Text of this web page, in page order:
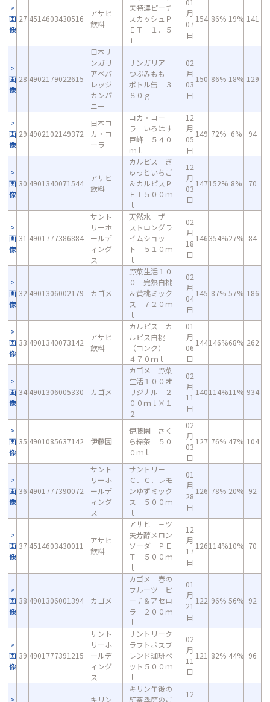
画
像
27 4514603430516
アサヒ
飲料
矢特濃ピーチ
スカッシュＰ
ＥＴ １．５
Ｌ
01
月
07
日
154 86% 19% 141
画
像
28 4902179022615
日本サ
ンガリ
アベバ
レッジ
カンパ
ニー
サンガリア
つぶみもも
ボトル缶 ３
８０ｇ
02
月
03
日
150 86% 18% 129
画
像
29 4902102149372
日本コ
カ・コ
ーラ
コカ・コー
ラ いろはす
巨峰 ５４０
ｍｌ
12
月
05
日
149 72% 6% 94
画
像
30 4901340071544
アサヒ
飲料
カルピス ぎ
ゅっといちご
＆カルピスＰ
ＥＴ５００ｍ
ｌ
12
月
03
日
147152% 8% 70
画
像
31 4901777386884
サント
リーホ
ールデ
ィング
ス
天然水 ザ
ストロングラ
イムショッ
ト ５１０ｍ
ｌ
02
月
18
日
146354%27% 84
画
像
32 4901306002179 カゴメ
野菜生活１０
０ 完熟白桃
＆黄桃ミック
ス ７２０ｍ
ｌ
02
月
04
日
145 87% 57% 186
画
像
33 4901340073142
アサヒ
飲料
カルピス カ
ルピス白桃
（コンク）
４７０ｍｌ
01
月
06
日
144146%68% 262
画
像
34 4901306005330 カゴメ
カゴメ 野菜
生活１００オ
リジナル ２
００ｍｌ×１
２
02
月
11
日
140114%11% 934
画
像
35 4901085637142 伊藤園
伊藤園 さく
ら緑茶 ５０
０ｍｌ
02
月
03
日
127 76% 47% 104
画
像
36 4901777390072
サント
リーホ
ールデ
ィング
ス
サントリー
Ｃ．Ｃ．レモ
ンゆずミック
ス ５００ｍ
ｌ
01
月
28
日
126 78% 20% 92
画
像
37 4514603430011
アサヒ
飲料
アサヒ 三ツ
矢芳醇メロン
ソーダ ＰＥ
Ｔ ５００ｍ
ｌ
12
月
17
日
126114%10% 70
画
像
38 4901306001394 カゴメ
カゴメ 春の
フルーツ ピ
ーチ＆アセロ
ラ ２００ｍ
ｌ
01
月
21
日
122 96% 56% 92
画
像
39 4901777391215
サント
リーホ
ールデ
ィング
ス
サントリーク
ラフトボスブ
レンド珈琲ペ
ット５００ｍ
ｌ
02
月
11
日
121 82% 44% 96
キリン
キリン午後の
紅茶季節のご
12